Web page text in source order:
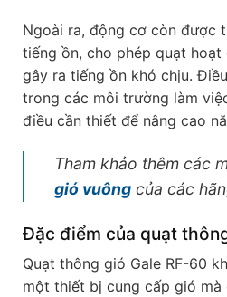
Ngoài ra, động cơ còn được
tiếng ồn, cho phép quạt hoạt
gây ra tiếng ồn khó chịu.
trong các môi trường làm
điều cần thiết để nâng cao
Tham khảo thêm các
gió vuông của các
Đặc điểm của quạt
Quạt thông gió Gale RF-60
một thiết bị cung cấp gió mà